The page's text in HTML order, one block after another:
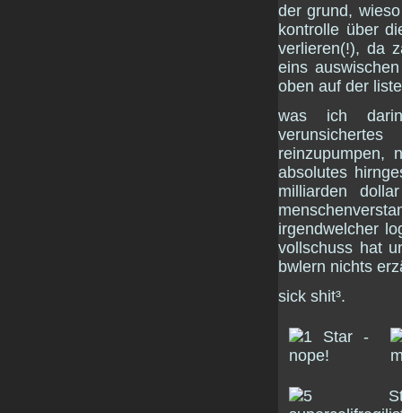
der grund,
kontrolle über
verlieren(!), da
eins
oben auf der
was ich
reinzupumpen,
absolutes
milliarden
irgendwelcher
vollschuss hat
bwlern nichts
sick shit³.